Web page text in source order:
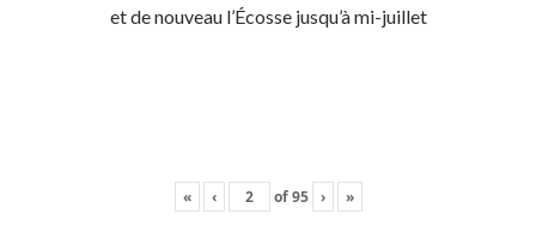
et de nouveau l’Écosse jusqu’à mi-juillet
« ‹ of95 › »